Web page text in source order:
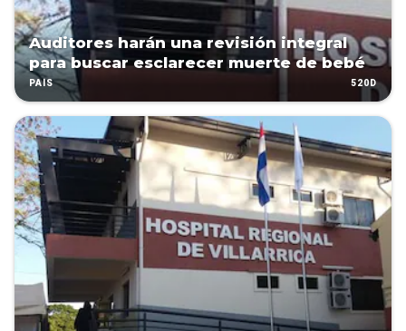
Auditores harán una revisión integral
para buscar esclarecer muerte de bebé
PAÍS 520D